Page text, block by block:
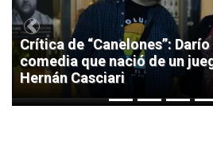
Crítica de “Canelones”:
comedia que nació de un
Hernán Casciari
Previous